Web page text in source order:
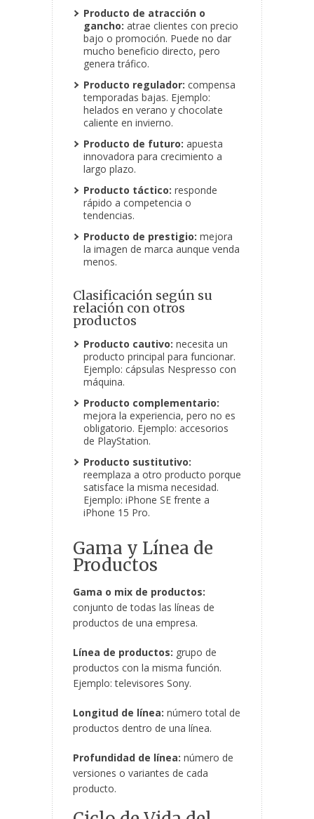
Producto de atracción o
gancho: atrae clientes con precio
bajo o promoción. Puede no dar
mucho beneficio directo, pero
genera tráfico.
Producto regulador: compensa
temporadas bajas. Ejemplo:
helados en verano y chocolate
caliente en invierno.
Producto de futuro: apuesta
innovadora para crecimiento a
largo plazo.
Producto táctico: responde
rápido a competencia o
tendencias.
Producto de prestigio: mejora
la imagen de marca aunque venda
menos.
Clasificación según su
relación con otros
productos
Producto cautivo: necesita un
producto principal para funcionar.
Ejemplo: cápsulas Nespresso con
máquina.
Producto complementario:
mejora la experiencia, pero no es
obligatorio. Ejemplo: accesorios
de PlayStation.
Producto sustitutivo:
reemplaza a otro producto porque
satisface la misma necesidad.
Ejemplo: iPhone SE frente a
iPhone 15 Pro.
Gama y Línea de
Productos
Gama o mix de productos:
conjunto de todas las líneas de
productos de una empresa.
Línea de productos: grupo de
productos con la misma función.
Ejemplo: televisores Sony.
Longitud de línea: número total de
productos dentro de una línea.
Profundidad de línea: número de
versiones o variantes de cada
producto.